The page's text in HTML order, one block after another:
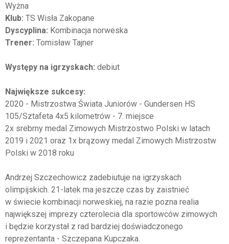
Wyżna
Klub: TS Wisła Zakopane
Dyscyplina: Kombinacja norweska
Trener: Tomisław Tajner
Występy na igrzyskach: debiut
Największe sukcesy:
2020 - Mistrzostwa Świata Juniorów - Gundersen HS
105/Sztafeta 4x5 kilometrów - 7. miejsce
2x srebrny medal Zimowych Mistrzostwo Polski w latach
2019 i 2021 oraz 1x brązowy medal Zimowych Mistrzostw
Polski w 2018 roku
Andrzej Szczechowicz zadebiutuje na igrzyskach
olimpijskich. 21-latek ma jeszcze czas by zaistnieć
w świecie kombinacji norweskiej, na razie pozna realia
największej imprezy czterolecia dla sportowców zimowych
i będzie korzystał z rad bardziej doświadczonego
reprezentanta - Szczepana Kupczaka.